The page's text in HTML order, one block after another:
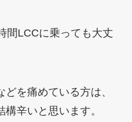
間LCCに乗っても大丈
を痛めている方は、
辛いと思います。